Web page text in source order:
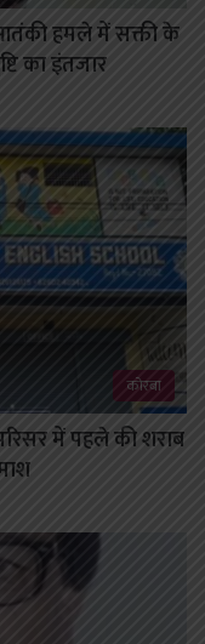
हमले में सक्ती के
का इंतजार
कोरबा
में पहले की शराब